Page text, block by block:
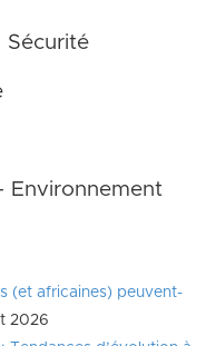
Sécurité
Environnement
(et africaines) peuvent-
2026